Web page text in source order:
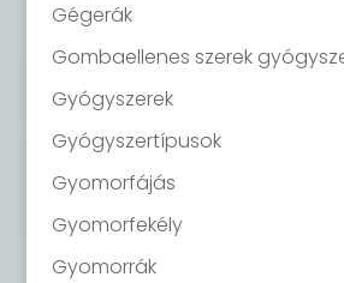
Gégerák
Gombaellenes szerek
Gyógyszerek
Gyógyszertípusok
Gyomorfájás
Gyomorfekély
Gyomorrák